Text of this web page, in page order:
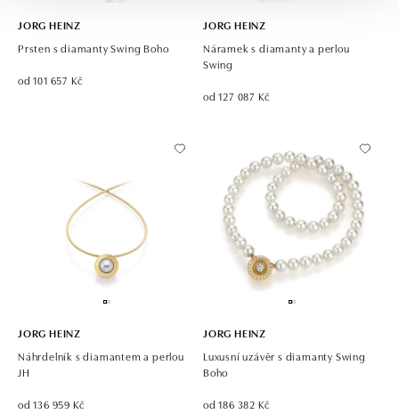
JORG HEINZ
Prsten s diamanty Swing Boho
od 101 657 Kč
JORG HEINZ
Náramek s diamanty a perlou
Swing
od 127 087 Kč
JORG HEINZ
Náhrdelník s diamantem a perlou
JH
od 136 959 Kč
JORG HEINZ
Luxusní uzávěr s diamanty Swing
Boho
od 186 382 Kč